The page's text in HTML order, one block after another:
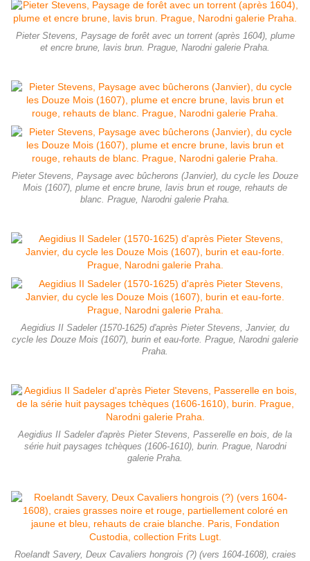
Pieter Stevens, Paysage de forêt avec un torrent (après 1604), plume
et encre brune, lavis brun. Prague, Narodni galerie Praha.
Pieter Stevens, Paysage avec bûcherons (Janvier), du cycle les Douze
Mois (1607), plume et encre brune, lavis brun et rouge, rehauts de
blanc. Prague, Narodni galerie Praha.
Aegidius II Sadeler (1570-1625) d'après Pieter Stevens, Janvier, du
cycle les Douze Mois (1607), burin et eau-forte. Prague, Narodni galerie
Praha.
Aegidius II Sadeler d'après Pieter Stevens, Passerelle en bois, de la
série huit paysages tchèques (1606-1610), burin. Prague, Narodni
galerie Praha.
Roelandt Savery, Deux Cavaliers hongrois (?) (vers 1604-1608), craies